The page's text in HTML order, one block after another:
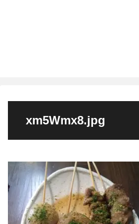
xm5Wmx8.jpg